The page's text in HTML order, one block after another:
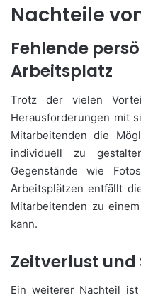
Nachteile
Fehlende
Arbeitsplatz
Trotz der vielen
Herausforderungen mit
Mitarbeitenden die
individuell zu
Gegenstände wie
Arbeitsplätzen entfällt
Mitarbeitenden zu
kann.
Zeitverlust und
Ein weiterer Nachteil